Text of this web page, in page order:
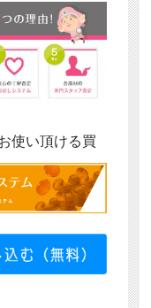
使い頂ける買